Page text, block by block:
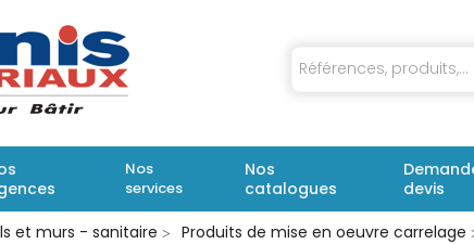
Nos
services
Nos
catalogues
devis
et murs - sanitaire Produits de mise en oeuvre carrelage